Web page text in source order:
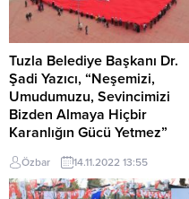
Tuzla Belediye Başkanı Dr.
Şadi Yazıcı, “Neşemizi,
Umudumuzu, Sevincimizi
Bizden Almaya Hiçbir
Karanlığın Gücü Yetmez”
İstanbul Taksim’de bulunan İstiklal
Caddesi’nde meydana gelen
patlama Türkiye’yi yasa boğdu.
Özbar 14.11.2022 13:55